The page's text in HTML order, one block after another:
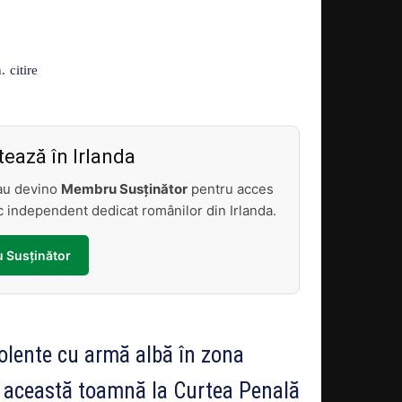
citire
în Irlanda
devino Membru Susținător pentru acces
dedicat românilor din Irlanda.
Susținător
cu armă albă în zona
toamnă la Curtea Penală